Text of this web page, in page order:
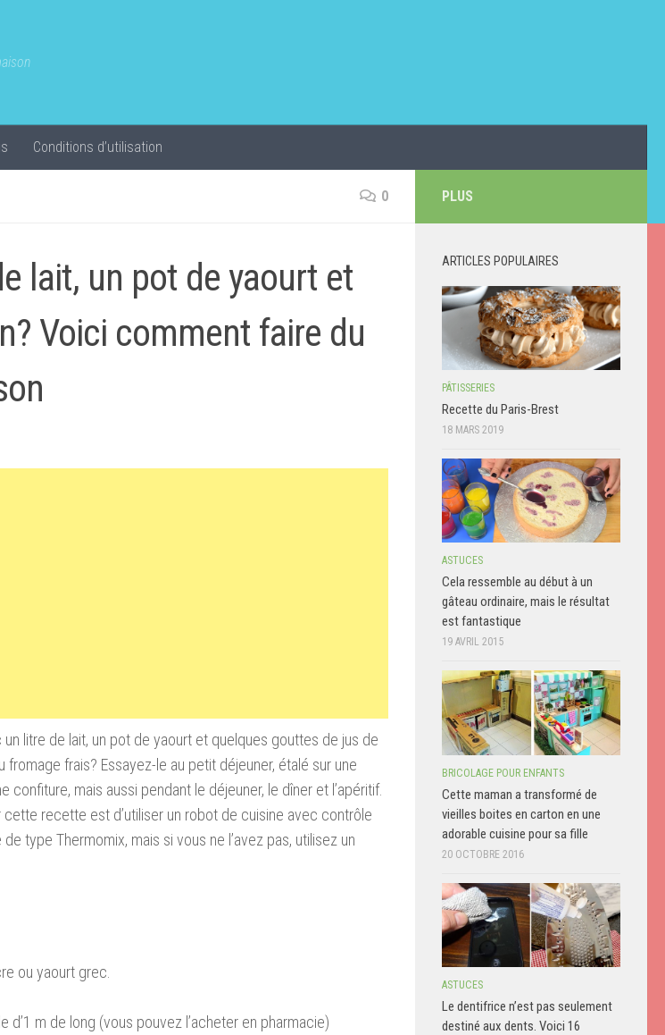
Conditions d’utilisation
0
lait, un pot de yaourt et
Voici comment faire du
un litre de lait, un pot de yaourt et quelques gouttes de jus de
frais? Essayez-le au petit déjeuner, étalé sur une
confiture, mais aussi pendant le déjeuner, le dîner et l’apéritif.
recette est d’utiliser un robot de cuisine avec contrôle
type Thermomix, mais si vous ne l’avez pas, utilisez un
ou yaourt grec.
m de long (vous pouvez l’acheter en pharmacie)
PLUS
ARTICLES POPULAIRES
PÂTISSERIES
Recette du Paris-Brest
18 MARS 2019
ASTUCES
Cela ressemble au début à un
gâteau ordinaire, mais le résultat
est fantastique
19 AVRIL 2015
BRICOLAGE POUR ENFANTS
Cette maman a transformé de
vieilles boites en carton en une
adorable cuisine pour sa fille
20 OCTOBRE 2016
ASTUCES
Le dentifrice n’est pas seulement
destiné aux dents. Voici 16